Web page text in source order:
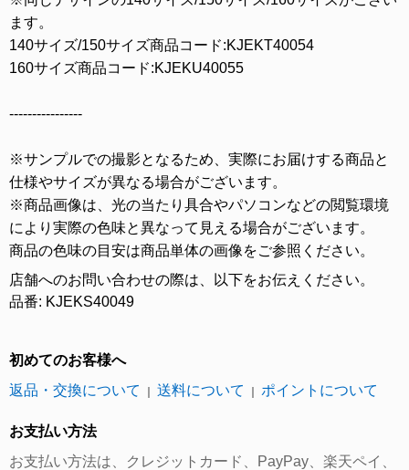
ます。
140サイズ/150サイズ商品コード:KJEKT40054
160サイズ商品コード:KJEKU40055
----------------
※サンプルでの撮影となるため、実際にお届けする商品と
仕様やサイズが異なる場合がございます。
※商品画像は、光の当たり具合やパソコンなどの閲覧環境
により実際の色味と異なって見える場合がございます。
商品の色味の目安は商品単体の画像をご参照ください。
店舗へのお問い合わせの際は、以下をお伝えください。
品番: KJEKS40049
初めてのお客様へ
返品・交換について
｜ 送料について ｜ ポイントについて
お支払い方法
お支払い方法は、クレジットカード、PayPay、楽天ペイ、